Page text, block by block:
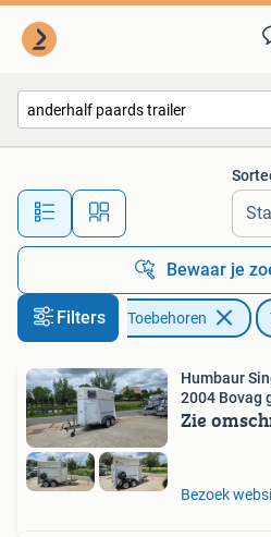
Alle
Bewaar je
Filters
Dieren en Toebehoren
Humbaur Singel Aluminium
2004 Bovag
Zie
Bezoek